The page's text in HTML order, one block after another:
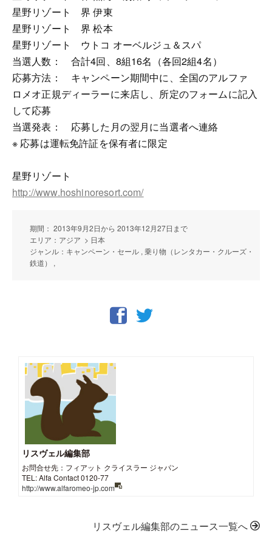
星野リゾート 界 伊東
星野リゾート 界 松本
星野リゾート ウトコ オーベルジュ＆スパ
当選人数： 合計4回、8組16名（各回2組4名）
応募方法： キャンペーン期間中に、全国のアルファ
ロメオ正規ディーラーに来店し、所定のフォームに記入
して応募
当選発表： 応募した月の翌月に当選者へ連絡
※ 応募は運転免許証を保有者に限定
星野リゾート
http://www.hoshinoresort.com/
期間： 2013年9月2日から 2013年12月27日まで
エリア：アジア > 日本
ジャンル：キャンペーン・セール , 乗り物（レンタカー・クルーズ・
鉄道） ,
リスヴェル編集部
お問合せ先：フィアット クライスラー ジャパン
TEL: Alfa Contact 0120-77
http://www.alfaromeo-jp.com
リスヴェル編集部のニュース一覧へ